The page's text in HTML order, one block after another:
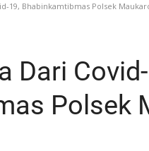
19, Bhabinkamtibmas Polsek
Dari
Polsek